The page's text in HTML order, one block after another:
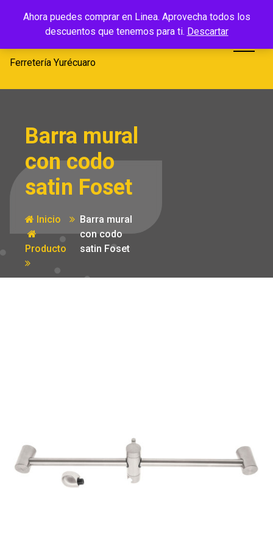
Ahora puedes comprar en Linea. Aprovecha todos los
descuentos que tenemos para ti. Descartar
Ferretería
Yurécuaro
Ferretería Yurécuaro
Barra mural
con codo
satin Foset
Inicio
Producto
Barra mural
con codo
satin Foset